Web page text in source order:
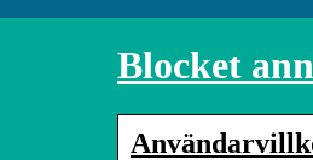
Blocket